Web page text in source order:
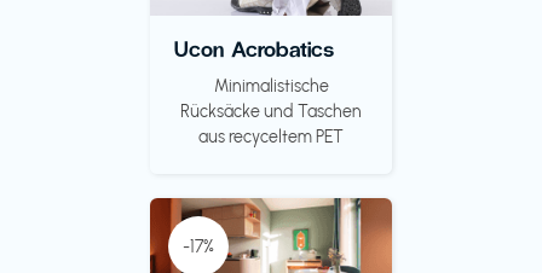
Ucon Acrobatics
Minimalistische
Rücksäcke und Taschen
aus recyceltem PET
-17%